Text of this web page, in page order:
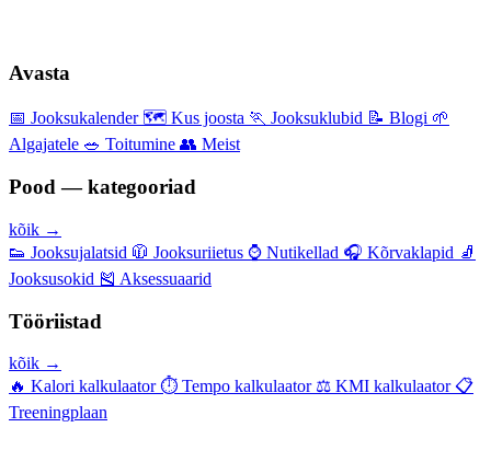
Avasta
📅 Jooksukalender 🗺️ Kus joosta 🏃 Jooksuklubid 📝 Blogi 🌱
Algajatele 🥗 Toitumine 👥 Meist
Pood — kategooriad
kõik →
👟 Jooksujalatsid 🧥 Jooksuriietus ⌚ Nutikellad 🎧 Kõrvaklapid 🧦
Jooksusokid 🎽 Aksessuaarid
Tööriistad
kõik →
🔥 Kalori kalkulaator ⏱️ Tempo kalkulaator ⚖️ KMI kalkulaator 📋
Treeningplaan